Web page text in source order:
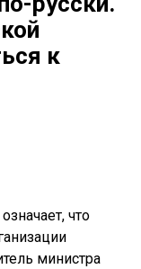
к
что
министра